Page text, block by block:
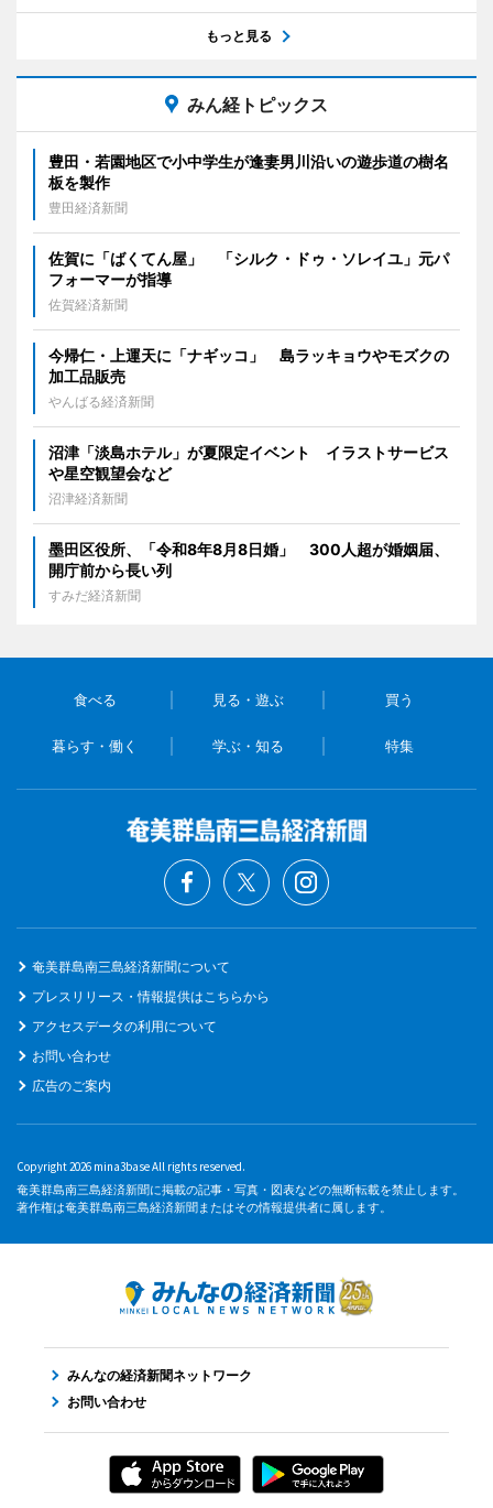
もっと見る
みん経トピックス
豊田・若園地区で小中学生が逢妻男川沿いの遊歩道の樹名
板を製作
豊田経済新聞
佐賀に「ばくてん屋」 「シルク・ドゥ・ソレイユ」元パ
フォーマーが指導
佐賀経済新聞
今帰仁・上運天に「ナギッコ」 島ラッキョウやモズクの
加工品販売
やんばる経済新聞
沼津「淡島ホテル」が夏限定イベント イラストサービス
や星空観望会など
沼津経済新聞
墨田区役所、「令和8年8月8日婚」 300人超が婚姻届、
開庁前から長い列
すみだ経済新聞
食べる 見る・遊ぶ 買う
暮らす・働く 学ぶ・知る 特集
奄美群島南三島経済新聞について
プレスリリース・情報提供はこちらから
アクセスデータの利用について
お問い合わせ
広告のご案内
Copyright 2026 mina3base All rights reserved.
奄美群島南三島経済新聞に掲載の記事・写真・図表などの無断転載を禁止します。
著作権は奄美群島南三島経済新聞またはその情報提供者に属します。
みんなの経済新聞ネットワーク
お問い合わせ